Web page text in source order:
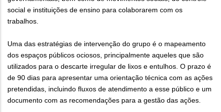
social e instituições de ensino para colaborarem com os
trabalhos.
Uma das estratégias de intervenção do grupo é o mapeamento
dos espaços públicos ociosos, principalmente aqueles que são
utilizados para o descarte irregular de lixos e entulhos. O prazo é
de 90 dias para apresentar uma orientação técnica com as ações
pretendidas, incluindo fluxos de atendimento a esse público e um
documento com as recomendações para a gestão das ações.